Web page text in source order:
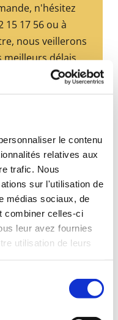
le contenu
relatives aux
trafic. Nous
sur l'utilisation de
médias sociaux, de
combiner celles-ci
leur avez fournies
utilisation de leurs
n'hésitez
15 17 56 ou à
nous veillerons
meilleurs délais.